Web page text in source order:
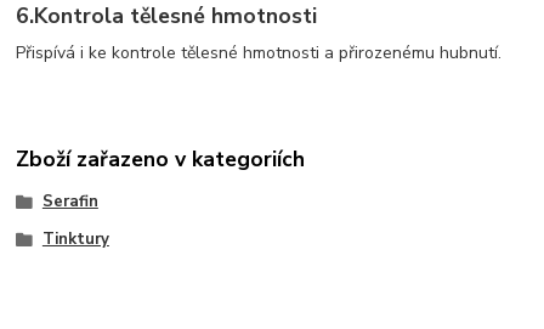
6.Kontrola tělesné hmotnosti
Přispívá i ke kontrole tělesné hmotnosti a přirozenému hubnutí.
Zboží zařazeno v kategoriích
Serafin
Tinktury